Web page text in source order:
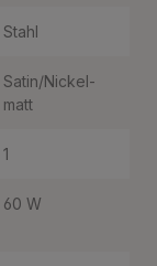
Stahl
Satin/Nickel-
matt
1
60 W